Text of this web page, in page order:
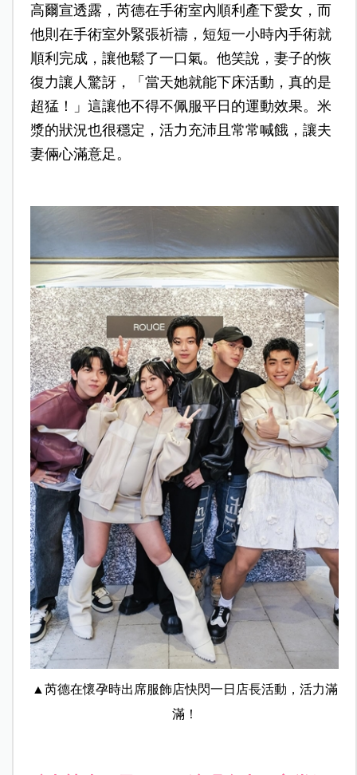
高爾宣透露，芮德在手術室內順利產下愛女，而
他則在手術室外緊張祈禱，短短一小時內手術就
順利完成，讓他鬆了一口氣。他笑說，妻子的恢
復力讓人驚訝，「當天她就能下床活動，真的是
超猛！」這讓他不得不佩服平日的運動效果。米
漿的狀況也很穩定，活力充沛且常常喊餓，讓夫
妻倆心滿意足。
▲芮德在懷孕時出席服飾店快閃一日店長活動，活力滿
滿！